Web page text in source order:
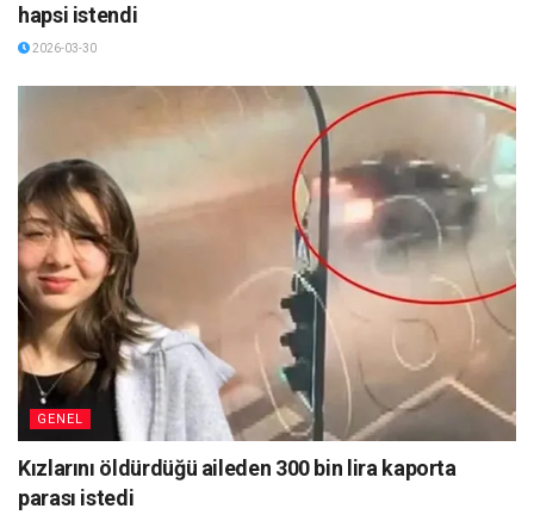
hapsi istendi
2026-03-30
GENEL
Kızlarını öldürdüğü aileden 300 bin lira kaporta
parası istedi